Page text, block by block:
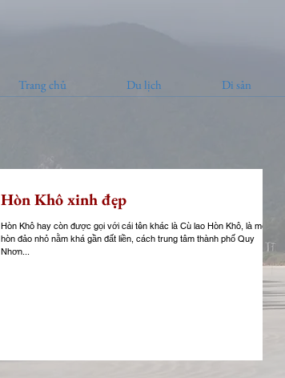
Trang chủ Du lịch Di sản
Hòn Khô xinh đẹp
Hòn Khô hay còn được gọi với cái tên khác là Cù lao Hòn Khô, là một
hòn đảo nhỏ nằm khá gần đất liền, cách trung tâm thành phố Quy
Nhơn...